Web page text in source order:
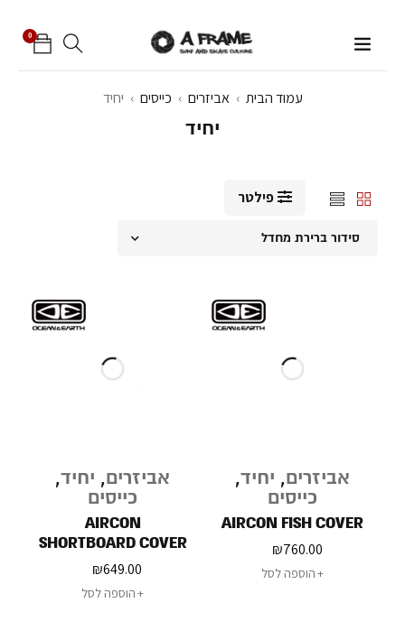
0
עמוד הבית › אביזרים › כייסים › יחיד
יחיד
פילטר
סידור ברירת מחדל
אביזרים, יחיד,
כייסים
AIRCON FISH COVER
₪760.00
הוספה לסל
אביזרים, יחיד,
כייסים
AIRCON
SHORTBOARD COVER
₪649.00
הוספה לסל